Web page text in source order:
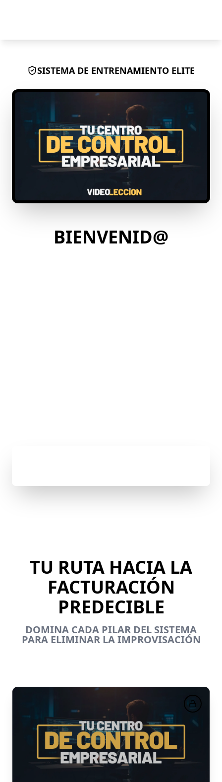
BIENVENID@
SISTEMA DE ENTRENAMIENTO ELITE
TU RUTA HACIA LA
FACTURACIÓN
PREDECIBLE
DOMINA CADA PILAR DEL SISTEMA
PARA ELIMINAR LA IMPROVISACIÓN